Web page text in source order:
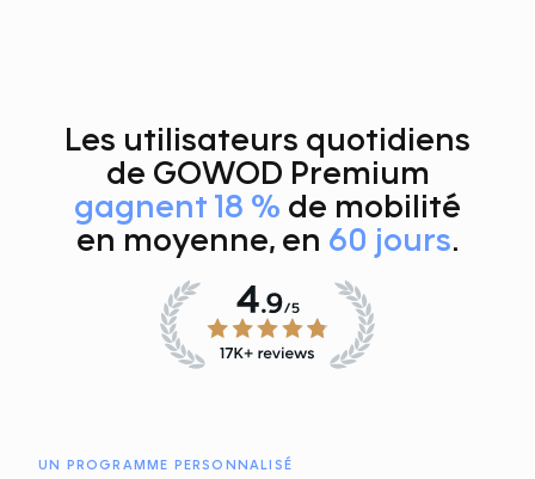
Les utilisateurs quotidiens
de GOWOD Premium
gagnent 18 % de mobilité
en moyenne, en 60 jours.
UN PROGRAMME PERSONNALISÉ